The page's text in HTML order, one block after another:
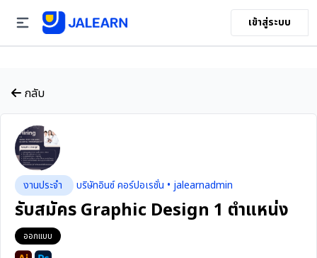
เข้าสู่ระบบ
กลับ
งานประจำ บริษัทอินซ์ คอร์ปอเรชั่น • jalearnadmin
รับสมัคร Graphic Design 1 ตำแหน่ง
ออกแบบ